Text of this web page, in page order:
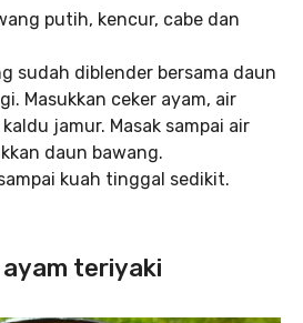
putih, kencur, cabe dan
sudah diblender bersama daun
Masukkan ceker ayam, air
jamur. Masak sampai air
daun bawang.
kuah tinggal sedikit.
ayam teriyaki